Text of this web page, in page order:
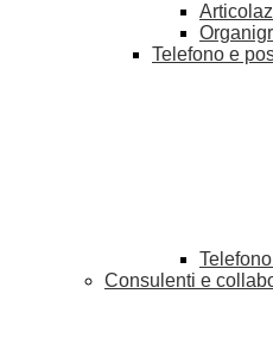
Telefono e
Consulenti e